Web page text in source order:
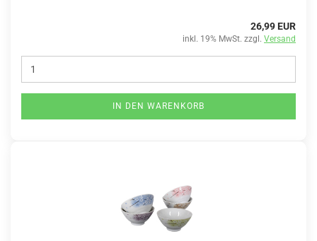
26,99 EUR
inkl. 19% MwSt. zzgl. Versand
IN DEN WARENKORB